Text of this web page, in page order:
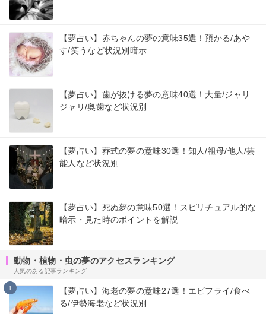
【夢占い】赤ちゃんの夢の意味35選！預かる/あや
す/笑うなど状況別暗示
【夢占い】歯が抜ける夢の意味40選！大量/ジャリ
ジャリ/奥歯など状況別
【夢占い】葬式の夢の意味30選！知人/祖母/他人/芸
能人など状況別
【夢占い】死ぬ夢の意味50選！スピリチュアル的な
暗示・見た時のポイントを解説
動物・植物・虫の夢のアクセスランキング
人気のある記事ランキング
1
【夢占い】海老の夢の意味27選！エビフライ/食べ
る/伊勢海老など状況別